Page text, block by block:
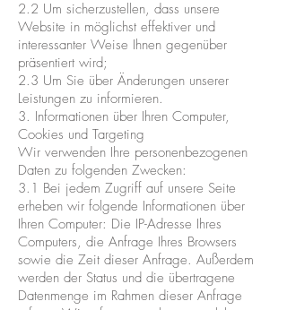
2.2 Um sicherzustellen, dass unsere
Website in möglichst effektiver und
interessanter Weise Ihnen gegenüber
präsentiert wird;
2.3 Um Sie über Änderungen unserer
Leistungen zu informieren.
3. Informationen über Ihren Computer,
Cookies und Targeting
Wir verwenden Ihre personenbezogenen
Daten zu folgenden Zwecken:
3.1 Bei jedem Zugriff auf unsere Seite
erheben wir folgende Informationen über
Ihren Computer: Die IP-Adresse Ihres
Computers, die Anfrage Ihres Browsers
sowie die Zeit dieser Anfrage. Außerdem
werden der Status und die übertragene
Datenmenge im Rahmen dieser Anfrage